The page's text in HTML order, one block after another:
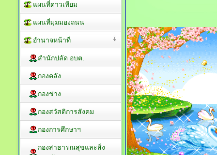
แผนที่ดาวเทียม
แผนที่มุมมองถนน
อำนาจหน้าที่
สำนักปลัด อบต.
กองคลัง
กองช่าง
กองสวัสดิการสังคม
กองการศึกษาฯ
กองสาธารณสุขและสิ่ง